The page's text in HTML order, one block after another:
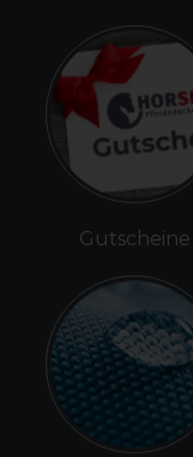
Gutscheine